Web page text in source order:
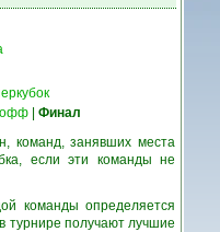
офф
Финал
команд, занявших места
если эти команды не
команды определяется
турнире получают лучшие